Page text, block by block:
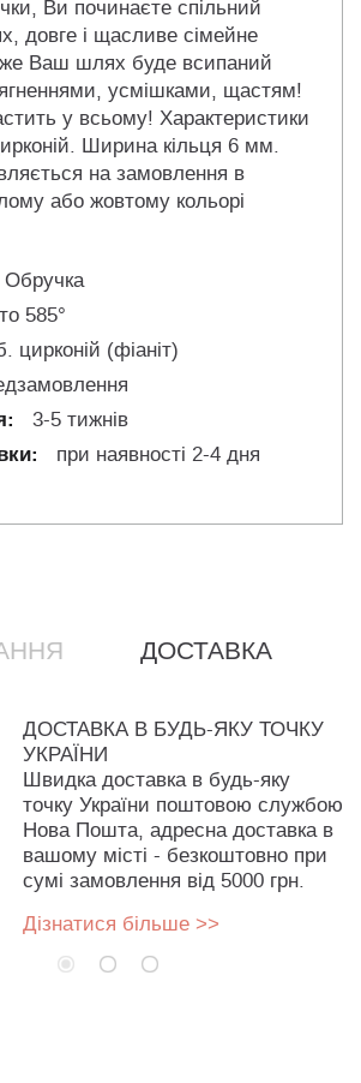
Ви починаєте спільний
довге і щасливе сімейне
Ваш шлях буде всипаний
усмішками, щастям!
у всьому! Характеристики
Ширина кільця 6 мм.
на замовлення в
або жовтому кольорі
Обручка
585°
цирконій (фіаніт)
3-5 тижнів
при наявності 2-4 дня
ДОСТАВКА
ДОСТАВКА В БУДЬ-ЯКУ ТОЧКУ
УКРАЇНИ
Швидка доставка в будь-яку
точку України поштовою службою
Нова Пошта, адресна доставка в
вашому місті - безкоштовно при
сумі замовлення від 5000 грн.
Дізнатися більше >>